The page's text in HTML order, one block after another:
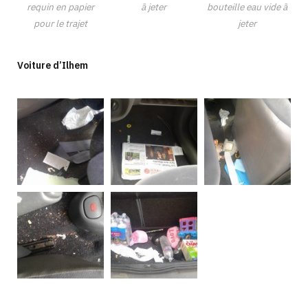
requin en papier
pour le trajet
ā jeter
bouteille eau vide ā
jeter
Voiture d’Ilhem